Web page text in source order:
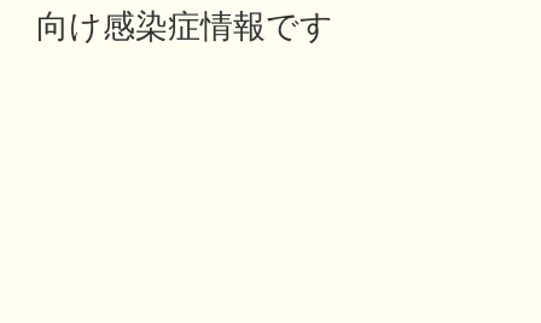
向け感染症情報です